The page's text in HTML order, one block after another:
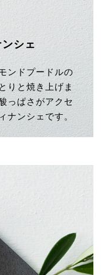
シェ
ンドプードルの
りと焼き上げま
っぱさがアクセ
ナンシェです。